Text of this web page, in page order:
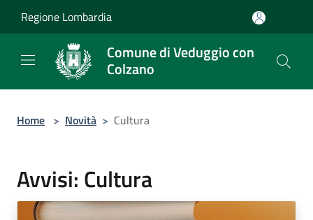
Regione Lombardia
Comune di Veduggio con
Colzano
Home > Novità > Cultura
Avvisi: Cultura